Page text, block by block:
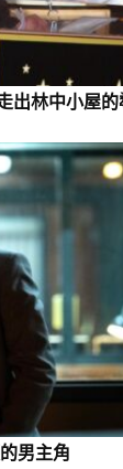
出林中小屋的
男主角